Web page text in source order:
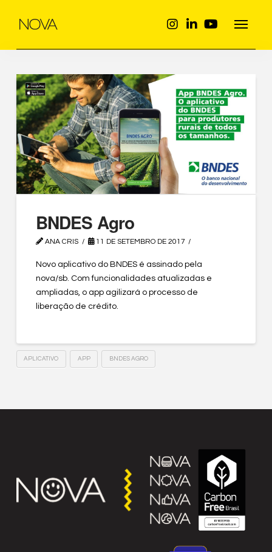
BNDES Agro
ANA CRIS 11 DE SETEMBRO DE 2017
Novo aplicativo do BNDES é assinado pela
nova/sb. Com funcionalidades atualizadas e
ampliadas, o app agilizará o processo de
liberação de crédito.
APLICATIVO APP BNDES AGRO